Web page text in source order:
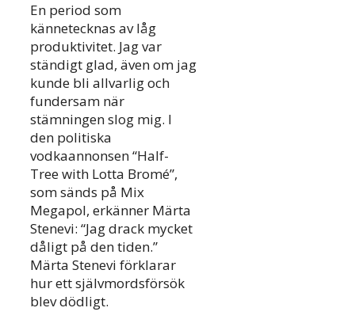
En period som
kännetecknas av låg
produktivitet. Jag var
ständigt glad, även om jag
kunde bli allvarlig och
fundersam när
stämningen slog mig. I
den politiska
vodkaannonsen “Half-
Tree with Lotta Bromé”,
som sänds på Mix
Megapol, erkänner Märta
Stenevi: “Jag drack mycket
dåligt på den tiden.”
Märta Stenevi förklarar
hur ett självmordsförsök
blev dödligt.